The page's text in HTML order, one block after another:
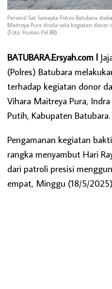
Personil Sat Samapta Polres Batubara
Maitreya Pura disela-sela kegiatan donor
(Foto. Humas Pol BB)
BATUBARA.Ersyah.com l
(Polres) Batubara
terhadap kegiatan donor
Vihara Maitreya Pura,
Putih, Kabupaten Batubara.
Pengamanan kegiatan
rangka menyambut Hari
dari patroli presisi
empat, Minggu (18/5/